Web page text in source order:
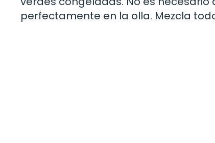
perfectamente en la olla. Mezcla